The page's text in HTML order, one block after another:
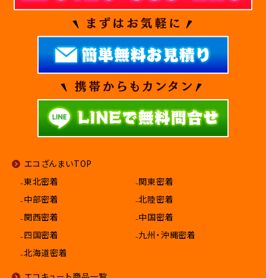
エコざんまいTOP
₋東北密着
₋関東密着
₋中部密着
₋北陸密着
₋関西密着
₋中国密着
₋四国密着
₋九州・沖縄密着
₋北海道密着